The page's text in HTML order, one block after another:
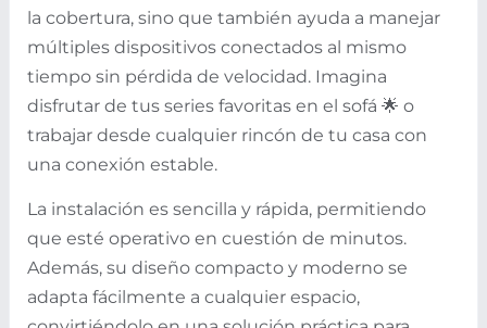
la cobertura, sino que también ayuda a manejar
múltiples dispositivos conectados al mismo
tiempo sin pérdida de velocidad. Imagina
disfrutar de tus series favoritas en el sofá 🌟 o
trabajar desde cualquier rincón de tu casa con
una conexión estable.
La instalación es sencilla y rápida, permitiendo
que esté operativo en cuestión de minutos.
Además, su diseño compacto y moderno se
adapta fácilmente a cualquier espacio,